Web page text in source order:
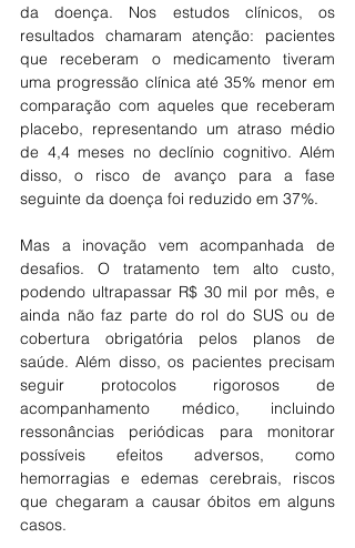
da doença. Nos estudos clínicos, os
resultados chamaram atenção: pacientes
que receberam o medicamento tiveram
uma progressão clínica até 35% menor em
comparação com aqueles que receberam
placebo, representando um atraso médio
de 4,4 meses no declínio cognitivo. Além
disso, o risco de avanço para a fase
seguinte da doença foi reduzido em 37%.
Mas a inovação vem acompanhada de
desafios. O tratamento tem alto custo,
podendo ultrapassar R$ 30 mil por mês, e
ainda não faz parte do rol do SUS ou de
cobertura obrigatória pelos planos de
saúde. Além disso, os pacientes precisam
seguir protocolos rigorosos de
acompanhamento médico, incluindo
ressonâncias periódicas para monitorar
possíveis efeitos adversos, como
hemorragias e edemas cerebrais, riscos
que chegaram a causar óbitos em alguns
casos.